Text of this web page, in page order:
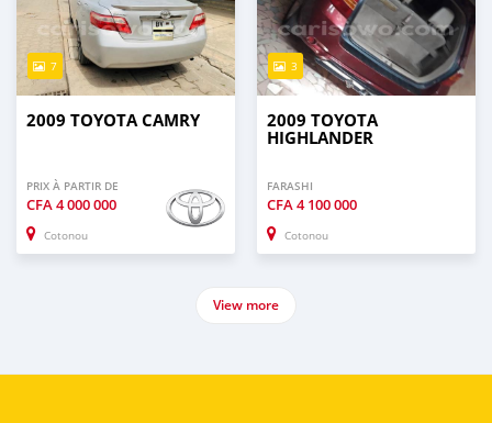
7
2009 TOYOTA CAMRY
PRIX À PARTIR DE
CFA4 000 000
Cotonou
3
2009 TOYOTA
HIGHLANDER
FARASHI
CFA4 100 000
Cotonou
View more